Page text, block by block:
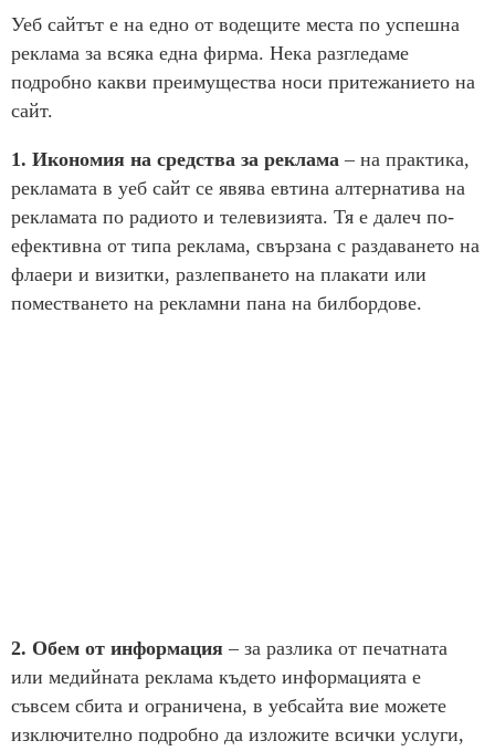
Уеб сайтът е на едно от водещите места по успешна
реклама за всяка една фирма. Нека разгледаме
подробно какви преимущества носи притежанието на
сайт.
1. Икономия на средства за реклама – на практика,
рекламата в уеб сайт се явява евтина алтернатива на
рекламата по радиото и телевизията. Тя е далеч по-
ефективна от типа реклама, свързана с раздаването на
флаери и визитки, разлепването на плакати или
поместването на рекламни пана на билбордове.
2. Обем от информация – за разлика от печатната
или медийната реклама където информацията е
съвсем сбита и ограничена, в уебсайта вие можете
изключително подробно да изложите всички услуги,